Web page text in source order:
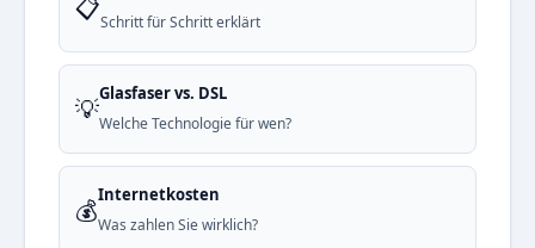
📋Schritt für Schritt erklärt
💡Glasfaser vs. DSL
Welche Technologie für wen?
💰Internetkosten
Was zahlen Sie wirklich?